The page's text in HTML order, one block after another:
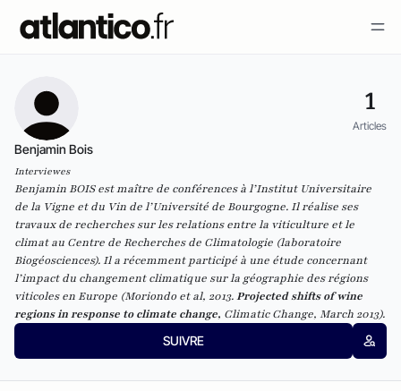
1
Articles
Benjamin Bois
Interviewes
Benjamin BOIS est maître de conférences à l’Institut Universitaire
de la Vigne et du Vin de l’Université de Bourgogne. Il réalise ses
travaux de recherches sur les relations entre la viticulture et le
climat au Centre de Recherches de Climatologie (laboratoire
Biogéosciences). Il a récemment participé à une étude concernant
l’impact du changement climatique sur la géographie des régions
viticoles en Europe (Moriondo et al, 2013.Projected shifts of wine
regions in response to climate change, Climatic Change, March 2013).
SUIVRE